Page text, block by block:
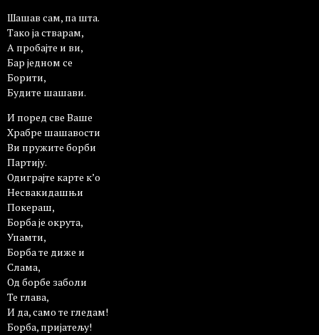
Шашав сам, па шта.
Тако ја стварам,
А пробајте и ви,
Бар једном се
Борити,
Будите шашави.
И поред све Ваше
Храбре шашавости
Ви пружите борби
Партију.
Одиграјте карте к’о
Несвакидашњи
Покераш,
Борба је окрута,
Упамти,
Борба те диже и
Слама,
Од борбе заболи
Те глава,
И да, само те гледам!
Борба, пријатељу!